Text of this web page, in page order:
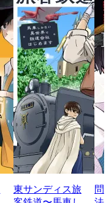
東サンディス旅
問